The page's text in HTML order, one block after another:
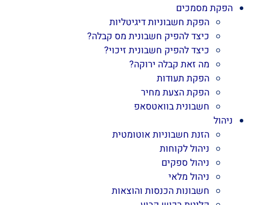
הפקת מסמכים
הפקת חשבוניות דיגיטליות
כיצד להפיק חשבונית מס קבלה?
כיצד להפיק חשבונית זיכוי?
מה זאת קבלה ירוקה?
הפקת תעודות
הפקת הצעת מחיר
חשבונית בוואטסאפ
ניהול
הזנת חשבוניות אוטומטית
ניהול לקוחות
ניהול ספקים
ניהול מלאי
חשבונות הכנסות והוצאות